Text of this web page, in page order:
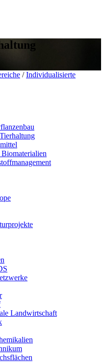
/ Individualisierte
Landwirtschaft